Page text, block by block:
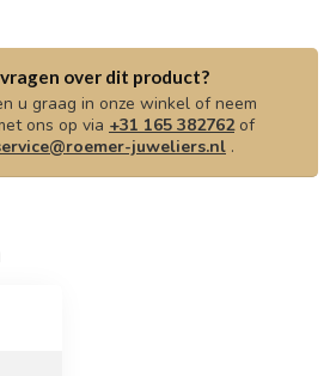
over dit product?
u graag in onze winkel of neem
ons op via +31 165 382762of
juweliers.nl .